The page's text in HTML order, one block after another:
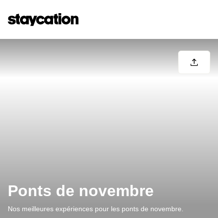
Ponts de novembre
Nos meilleures expériences pour les ponts de novembre.